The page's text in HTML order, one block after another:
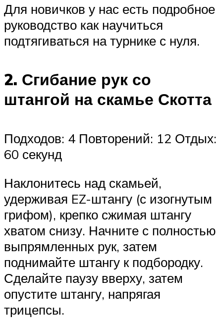
Для новичков у нас есть подробное
руководство как научиться
подтягиваться на турнике с нуля.
2. Сгибание рук со
штангой на скамье Скотта
Подходов: 4 Повторений: 12 Отдых:
60 секунд
Наклонитесь над скамьей,
удерживая EZ-штангу (с изогнутым
грифом), крепко сжимая штангу
хватом снизу. Начните с полностью
выпрямленных рук, затем
поднимайте штангу к подбородку.
Сделайте паузу вверху, затем
опустите штангу, напрягая
трицепсы.